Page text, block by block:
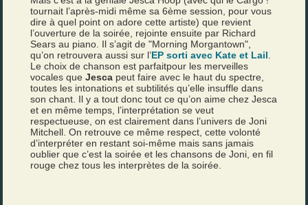
tournait l’après-midi même sa 6ème session, pour vous
dire à quel point on adore cette artiste) que revient
l’ouverture de la soirée, rejointe ensuite par Richard
Sears au piano. Il s’agit de "Morning Morgantown",
qu’on retrouvera aussi sur l’EP sorti avec Kate et Lail
Le choix de chanson est parfaitpour les merveilles
vocales queJesca peut faire avec le haut du spectre,
toutes les intonations et subtilités qu’elle insuffle dans
son chant. Il y a tout donc tout ce qu’on aime chez Jesca
et en même temps, l’interprétation se veut
respectueuse, on est clairement dans l’univers de Joni
Mitchell. On retrouve ce même respect, cette volonté
d’interpréter en restant soi-même mais sans jamais
oublier que c’est la soirée et les chansons de Joni, en fil
rouge chez tous les interprètes de la soirée.